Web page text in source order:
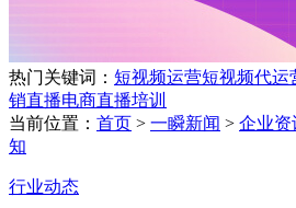
热门关键词： 短视频运营短视频代运
销直播电商直播培训
当前位置： 首页 > 一瞬新闻 > 企业资
知
行业动态